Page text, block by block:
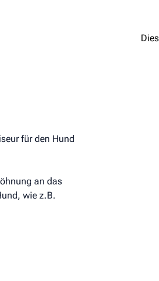
für den Hund
an das
wie z.B.